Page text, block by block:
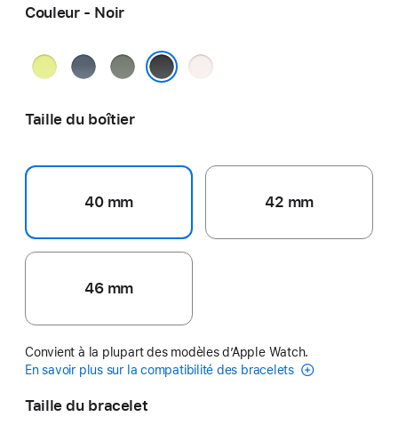
Couleur - Noir
JauneBleu
Gris-
Rose
Taille du boîtier
40 mm 42 mm
46 mm
Convient à la plupart des modèles d’Apple Watch.
En savoir plus sur la compatibilité des bracelets
Taille du bracelet